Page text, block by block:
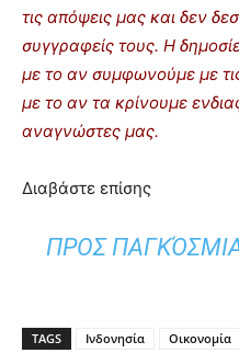
τις απόψεις μας και δεν
συγγραφείς τους. Η
με το αν συμφωνούμε με
με το αν τα κρίνουμε
αναγνώστες μας.
Διαβάστε επίσης
ΠΡΟΣ
TAGS Ινδονησία Οικονομία